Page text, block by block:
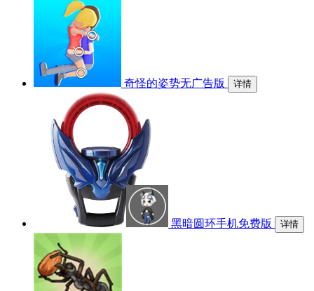
奇怪的姿势无广告版 详情
黑暗圆环手机免费版 详情